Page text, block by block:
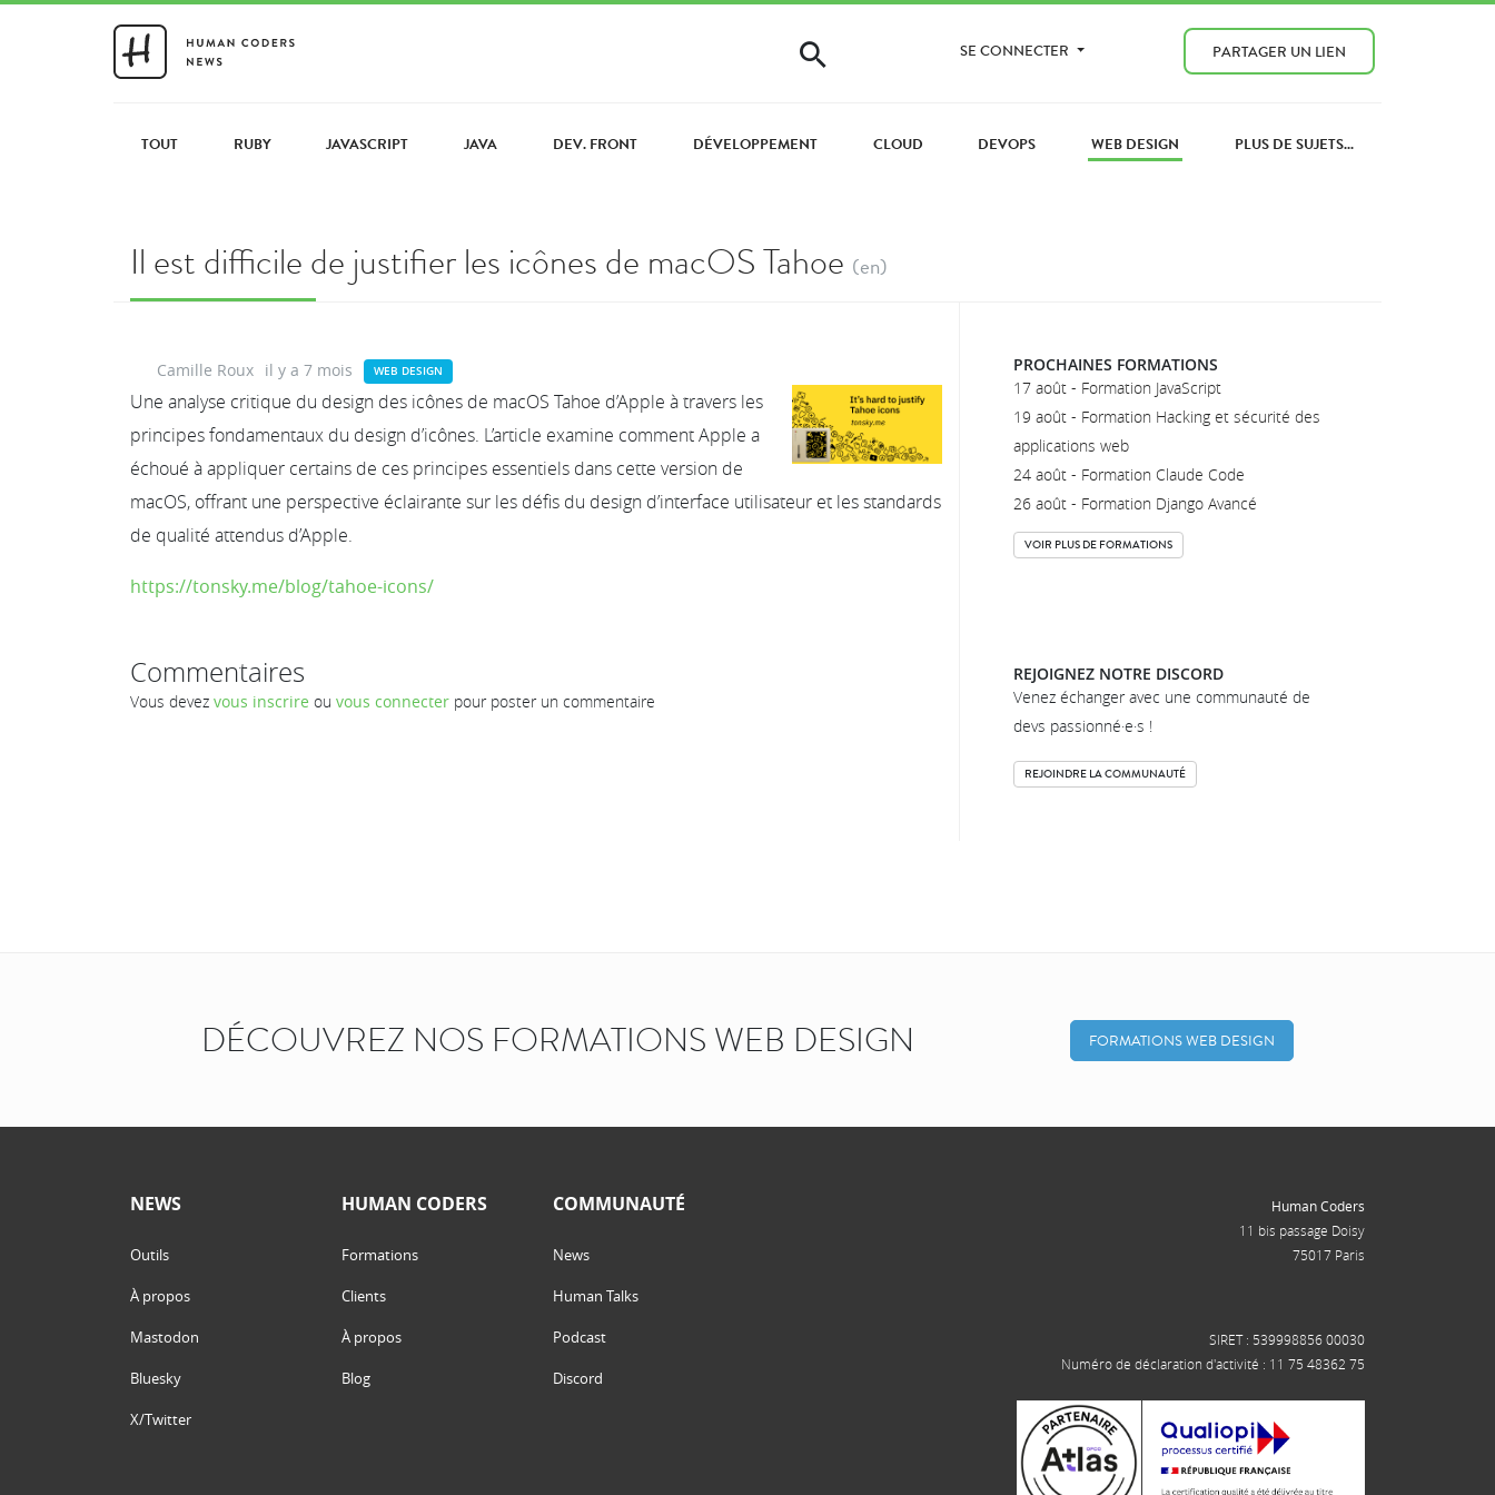
SE CONNECTER PARTAGER UN LIEN
TOUT RUBY JAVASCRIPT JAVA DEV. FRONT DÉVELOPPEMENT CLOUD DEVOPS WEB DESIGN PLUS DE SUJETS...
Il est difficile de justifier les icônes de macOS Tahoe (en)
Camille Roux il y a 7 mois WEB DESIGN
Une analyse critique du design des icônes de macOS Tahoe d’Apple à travers les
principes fondamentaux du design d’icônes. L’article examine comment Apple a
échoué à appliquer certains de ces principes essentiels dans cette version de
macOS, offrant une perspective éclairante sur les défis du design d’interface utilisateur et les standards
de qualité attendus d’Apple.
https://tonsky.me/blog/tahoe-icons/
Commentaires
Vous devez vous inscrire ou vous connecter pour poster un commentaire
PROCHAINES FORMATIONS
17 août - Formation JavaScript
19 août - Formation Hacking et sécurité des
applications web
24 août - Formation Claude Code
26 août - Formation Django Avancé
VOIR PLUS DE FORMATIONS
REJOIGNEZ NOTRE DISCORD
Venez échanger avec une communauté de
devs passionné·e·s !
REJOINDRE LA COMMUNAUTÉ
DÉCOUVREZ NOS FORMATIONS WEB DESIGN FORMATIONS WEB DESIGN
NEWS
Outils
À propos
Mastodon
Bluesky
X/Twitter
HUMAN CODERS
Formations
Clients
À propos
Blog
COMMUNAUTÉ
News
Human Talks
Podcast
Discord
Human Coders
11 bis passage Doisy
75017 Paris
SIRET : 539998856 00030
Numéro de déclaration d'activité : 11 75 48362 75